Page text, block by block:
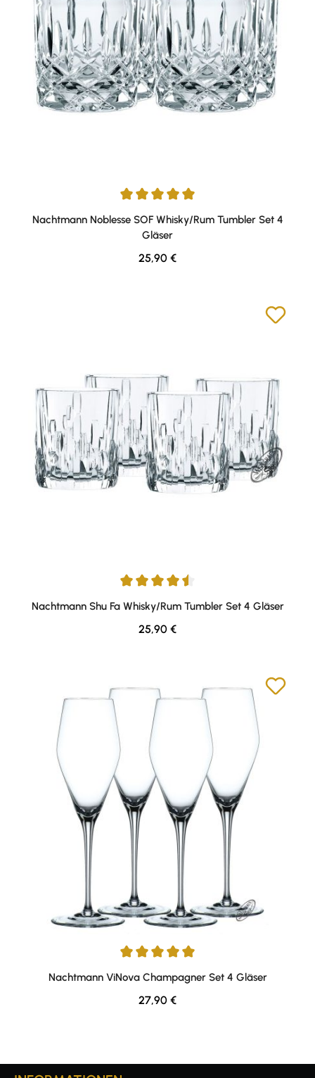
Durchschnittliche Bewertung von 5 von 5 Sternen
Nachtmann Noblesse SOF Whisky/Rum Tumbler Set 4
Gläser
Regulärer Preis:
25,90 €
Durchschnittliche Bewertung von 4.5 von 5 Sternen
Nachtmann Shu Fa Whisky/Rum Tumbler Set 4 Gläser
Regulärer Preis:
25,90 €
Durchschnittliche Bewertung von 5 von 5 Sternen
Nachtmann ViNova Champagner Set 4 Gläser
Regulärer Preis:
27,90 €